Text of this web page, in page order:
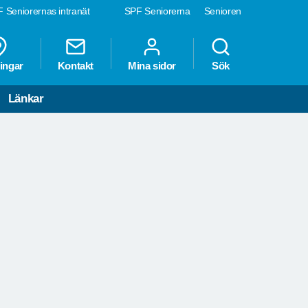
SPF Seniorerna Senioren
Seniorernas intranät
Kontakt Mina sidor Sök
Länkar